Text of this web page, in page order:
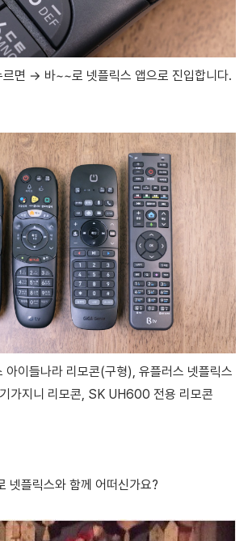
르면 → 바~~로 넷플릭스 앱으로 진입합니다.
아이들나라 리모콘(구형), 유플러스 넷플릭스
가지니 리모콘, SK UH600 전용 리모콘
넷플릭스와 함께 어떠신가요?